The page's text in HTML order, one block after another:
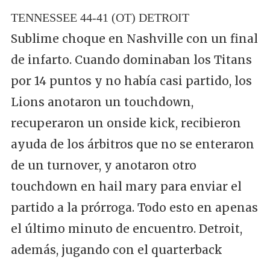
TENNESSEE 44-41 (OT) DETROIT
Sublime choque en Nashville con un final
de infarto. Cuando dominaban los Titans
por 14 puntos y no había casi partido, los
Lions anotaron un touchdown,
recuperaron un onside kick, recibieron
ayuda de los árbitros que no se enteraron
de un turnover, y anotaron otro
touchdown en hail mary para enviar el
partido a la prórroga. Todo esto en apenas
el último minuto de encuentro. Detroit,
además, jugando con el quarterback